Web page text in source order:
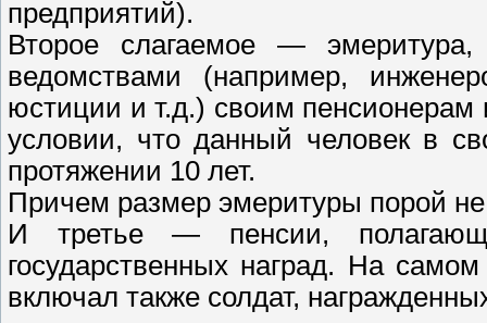
предприятий).
Второе слагаемое —
ведомствами (например,
юстиции и т.д.) своим
условии, что данный человек в
протяжении 10 лет.
Причем размер эмеритуры порой не
И третье — пенсии,
государственных наград. На
включал также солдат,